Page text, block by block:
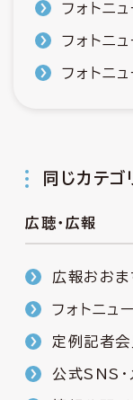
フォトニ
フォトニ
フォトニ
同じカテゴ
広聴・広報
広報おおま
フォトニュ
定例記者会
公式SNS・